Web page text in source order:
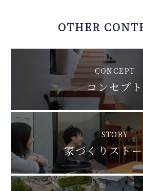
OTHER
CONCEPT
コンセプト
STORY
家づくりスト